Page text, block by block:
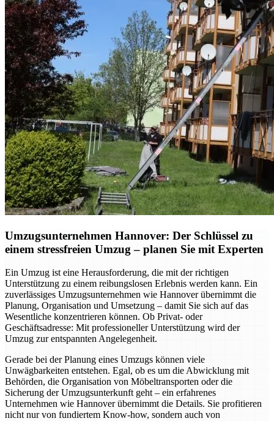
Umzugsunternehmen Hannover: Der Schlüssel zu
einem stressfreien Umzug – planen Sie mit Experten
Ein Umzug ist eine Herausforderung, die mit der richtigen
Unterstützung zu einem reibungslosen Erlebnis werden kann. Ein
zuverlässiges Umzugsunternehmen wie Hannover übernimmt die
Planung, Organisation und Umsetzung – damit Sie sich auf das
Wesentliche konzentrieren können. Ob Privat- oder
Geschäftsadresse: Mit professioneller Unterstützung wird der
Umzug zur entspannten Angelegenheit.
Gerade bei der Planung eines Umzugs können viele
Unwägbarkeiten entstehen. Egal, ob es um die Abwicklung mit
Behörden, die Organisation von Möbeltransporten oder die
Sicherung der Umzugsunterkunft geht – ein erfahrenes
Unternehmen wie Hannover übernimmt die Details. Sie profitieren
nicht nur von fundiertem Know-how, sondern auch von